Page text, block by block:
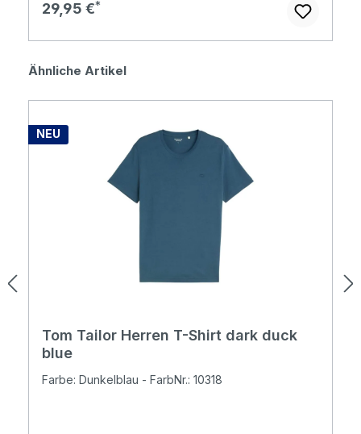
Regulärer Preis:
29,95 €
Produktgalerie überspringen
Ähnliche Artikel
NEU
Tom Tailor Herren T-Shirt dark duck
blue
Farbe: Dunkelblau - FarbNr.: 10318